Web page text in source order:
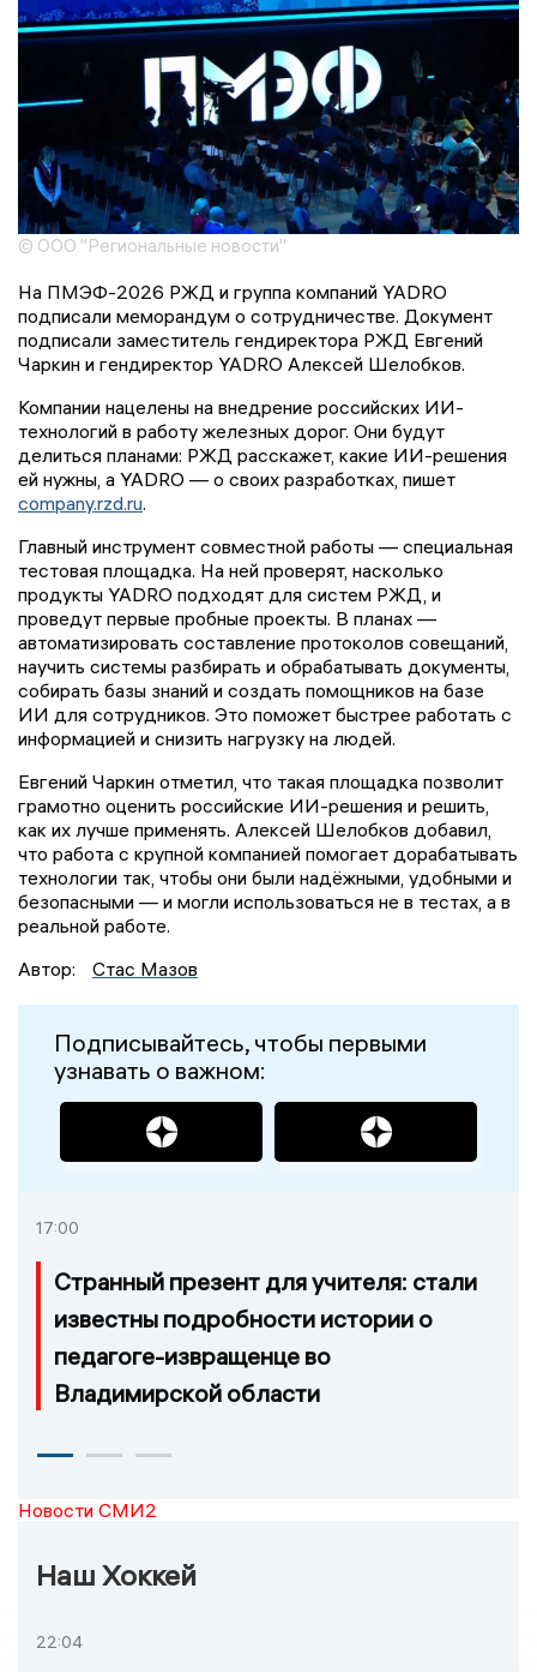
© ООО "Региональные новости"
На ПМЭФ-2026 РЖД и группа компаний YADRO
подписали меморандум о сотрудничестве. Документ
подписали заместитель гендиректора РЖД Евгений
Чаркин и гендиректор YADRO Алексей Шелобков.
Компании нацелены на внедрение российских ИИ-
технологий в работу железных дорог. Они будут
делиться планами: РЖД расскажет, какие ИИ-решения
ей нужны, а YADRO — о своих разработках, пишет
company.rzd.ru.
Главный инструмент совместной работы — специальная
тестовая площадка. На ней проверят, насколько
продукты YADRO подходят для систем РЖД, и
проведут первые пробные проекты. В планах —
автоматизировать составление протоколов совещаний,
научить системы разбирать и обрабатывать документы,
собирать базы знаний и создать помощников на базе
ИИ для сотрудников. Это поможет быстрее работать с
информацией и снизить нагрузку на людей.
Евгений Чаркин отметил, что такая площадка позволит
грамотно оценить российские ИИ-решения и решить,
как их лучше применять. Алексей Шелобков добавил,
что работа с крупной компанией помогает дорабатывать
технологии так, чтобы они были надёжными, удобными и
безопасными — и могли использоваться не в тестах, а в
реальной работе.
Автор:
Стас Мазов
Подписывайтесь, чтобы первыми
узнавать о важном:
17:00
Странный презент для учителя: стали
известны подробности истории о
педагоге-извращенце во
Владимирской области
Новости СМИ2
Наш Хоккей
22:04